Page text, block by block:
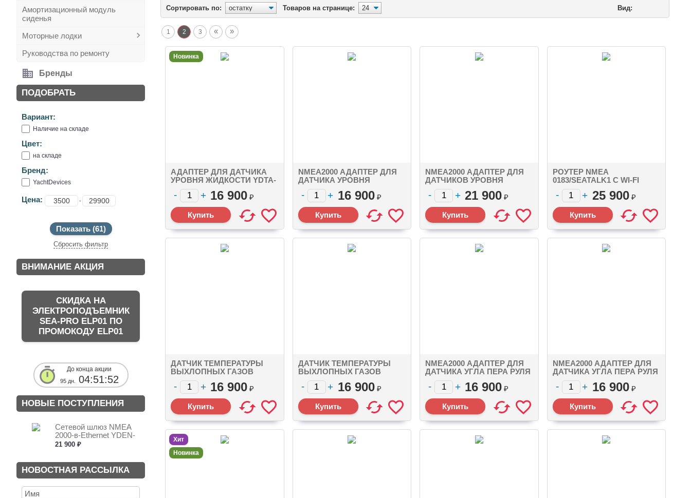
Амортизационный модуль
сиденья
Моторные лодки
Руководства по ремонту
Бренды
ПОДОБРАТЬ
Вариант:
Наличие на складе
Цвет:
на складе
Бренд:
YaсhtDevices
Цена: -
Сбросить фильтр
ВНИМАНИЕ АКЦИЯ
СКИДКА НА
ЭЛЕКТРОПОДЪЕМНИК
SEA-PRO ELP01 ПО
ПРОМОКОДУ ELP01
До конца акции
95 дн. 04:51:51
НОВЫЕ ПОСТУПЛЕНИЯ
Сетевой шлюз NMEA
2000-в-Ethernet YDEN-
03...
21 900 ₽
НОВОСТНАЯ РАССЫЛКА
Сортировать по: Товаров на странице: Вид:
1 2 3 « »
Новинка
АДАПТЕР ДЛЯ ДАТЧИКА
УРОВНЯ ЖИДКОСТИ YDTA-
01N NMEA 2000 MICRO
MALE, 1 X TANK
16 900 ₽
NMEA2000 АДАПТЕР ДЛЯ
ДАТЧИКА УРОВНЯ
ЖИДКОСТИ YDTA-01R
SEATALK NG CONNECTOR,
1 X TANK
16 900 ₽
NMEA2000 АДАПТЕР ДЛЯ
ДАТЧИКОВ УРОВНЯ
ЖИДКОСТИ YDTA-04 NMEA
2000 MICRO MALE, 4 X
TANKS
21 900 ₽
РОУТЕР NMEA
0183/SEATALK1 С WI-FI
YDWR-02 4 X NMEA0183, 1 X
SEATALK, WIFI25 900 ₽
ДАТЧИК ТЕМПЕРАТУРЫ
ВЫХЛОПНЫХ ГАЗОВ
YDGS-02 NMEA 2000 MICRO
MALE
16 900 ₽
ДАТЧИК ТЕМПЕРАТУРЫ
ВЫХЛОПНЫХ ГАЗОВ
YDGS-02 SEATALK NG
CONNECTOR16 900 ₽
NMEA2000 АДАПТЕР ДЛЯ
ДАТЧИКА УГЛА ПЕРА РУЛЯ
YDRA-01 NMEA 2000 MICRO
MALE
16 900 ₽
NMEA2000 АДАПТЕР ДЛЯ
ДАТЧИКА УГЛА ПЕРА РУЛЯ
YDRA-01 SEATALK NG
CONNECTOR16 900 ₽
Хит
Новинка